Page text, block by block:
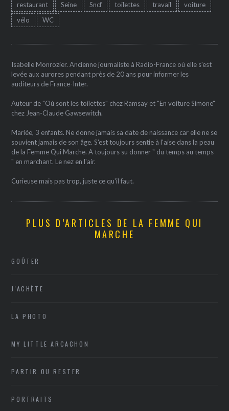
restaurant
Seine Sncf toilettes travail
voiture
vélo
WC
Isabelle Monrozier. Ancienne journaliste à Radio-France où elle s'est
levée aux aurores pendant près de 20 ans pour informer les
auditeurs de France-Inter.
Auteur de "Où sont les toilettes" chez Ramsay et "En voiture Simone"
chez Jean-Claude Gawsewitch.
Mariée, 3 enfants. Ne donne jamais sa date de naissance car elle ne se
souvient jamais de son âge. S'est toujours sentie à l'aise dans la peau
de la Femme Qui Marche. A toujours su donner " du temps au temps
" en marchant. Le nez en l'air.
Curieuse mais pas trop, juste ce qu'il faut.
PLUS D’ARTICLES DE LA FEMME QUI
MARCHE
GOÛTER
J'ACHÈTE
LA PHOTO
MY LITTLE ARCACHON
PARTIR OU RESTER
PORTRAITS